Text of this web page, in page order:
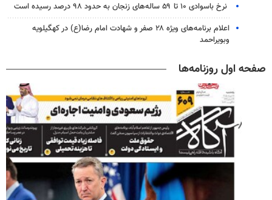
نرخ باسوادی ۱۰ تا ۵۹ ساله‌های زنجان به حدود ۹۸ درصد رسیده است
اعلام برنامه‌های ویژه ۲۸ صفر و شهادت امام رضا(ع) در کهگیلویه
وبویراحمد
صفحه اول روزنامه‌ها